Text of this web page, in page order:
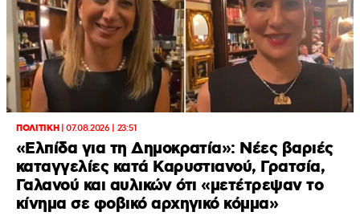
ΠΟΛΙΤΙΚΗ|07.08.2026 | 23:51
«Ελπίδα για τη Δημοκρατία»: Νέες βαριές
καταγγελίες κατά Καρυστιανού, Γρατσία,
Γαλανού και αυλικών ότι «μετέτρεψαν το
κίνημα σε φοβικό αρχηγικό κόμμα»